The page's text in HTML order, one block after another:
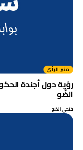
منبر الرأي
رؤية حول أجندة
الضَّو
فتحي الضو